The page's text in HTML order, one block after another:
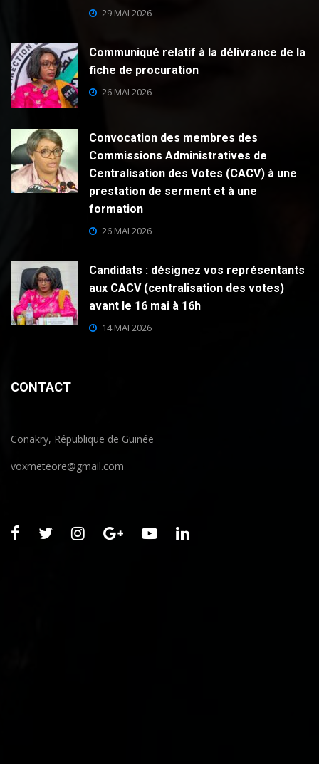
29 MAI 2026
Communiqué relatif à la délivrance de la
fiche de procuration
26 MAI 2026
Convocation des membres des
Commissions Administratives de
Centralisation des Votes (CACV) à une
prestation de serment et à une
formation
26 MAI 2026
Candidats : désignez vos représentants
aux CACV (centralisation des votes)
avant le 16 mai à 16h
14 MAI 2026
CONTACT
Conakry, République de Guinée
voxmeteore@gmail.com